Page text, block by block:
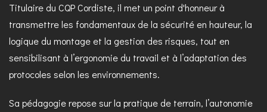
Titulaire du CQP Cordiste, il met un point d'honneur à
transmettre les fondamentaux de la sécurité en hauteur, la
logique du montage et la gestion des risques, tout en
sensibilisant à l’ergonomie du travail et à l’adaptation des
protocoles selon les environnements.
Sa pédagogie repose sur la pratique de terrain, l’autonomie